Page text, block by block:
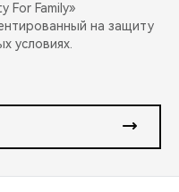
For Family»
на защиту
условиях.